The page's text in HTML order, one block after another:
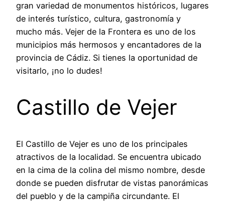
gran variedad de monumentos históricos, lugares
de interés turístico, cultura, gastronomía y
mucho más. Vejer de la Frontera es uno de los
municipios más hermosos y encantadores de la
provincia de Cádiz. Si tienes la oportunidad de
visitarlo, ¡no lo dudes!
Castillo de Vejer
El Castillo de Vejer es uno de los principales
atractivos de la localidad. Se encuentra ubicado
en la cima de la colina del mismo nombre, desde
donde se pueden disfrutar de vistas panorámicas
del pueblo y de la campiña circundante. El